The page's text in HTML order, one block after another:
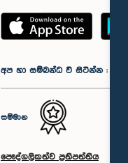
අප හා සම්බන්ධ වී සිටින්න :
සම්මාන
පෞද්ගලිකත්ව ප්‍රතිපත්තිය